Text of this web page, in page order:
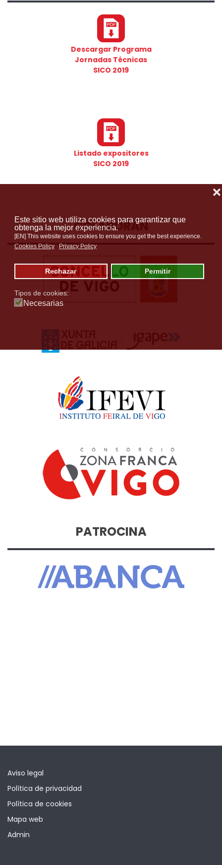
Este sitio web utiliza cookies para garantizar que
obtenga la mejor experiencia.
[EN] This website uses cookies to ensure you get the best experience.
Cookies Policy
Privacy Policy
Rechazar Permitir
❌
Tipos de cookies:
Necesarias
Descargar Programa
Jornadas Técnicas
SICO 2019
Listado expositores
SICO 2019
COLABORAN
PATROCINA
Aviso legal
Política de privacidad
Política de cookies
Mapa web
Admin